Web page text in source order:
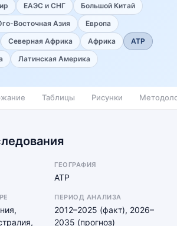
ЕАЭС и СНГ
Большой Китай
Восточная Азия
Европа
Северная Африка Африка
АТР
Латинская Америка
Таблицы Рисунки
ГЕОГРАФИЯ
АТР
ПЕРИОД АНАЛИЗА
2012–2025 (факт), 2026–
2035 (прогноз)